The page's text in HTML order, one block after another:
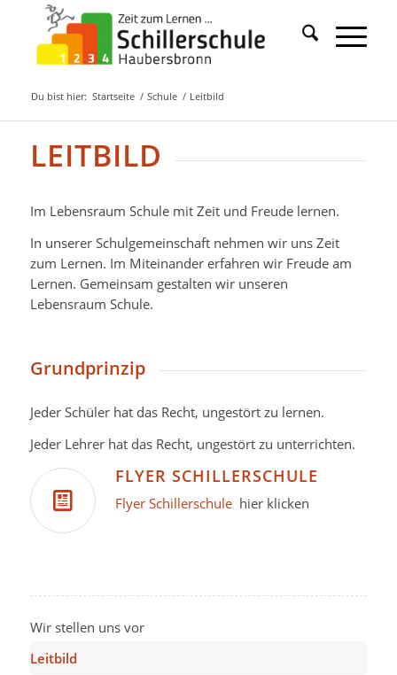
Du bist hier: Startseite / Schule / Leitbild
LEITBILD
Im Lebensraum Schule mit Zeit und Freude lernen.
In unserer Schulgemeinschaft nehmen wir uns Zeit
zum Lernen. Im Miteinander erfahren wir Freude am
Lernen. Gemeinsam gestalten wir unseren
Lebensraum Schule.
Grundprinzip
Jeder Schüler hat das Recht, ungestört zu lernen.
Jeder Lehrer hat das Recht, ungestört zu unterrichten.
FLYER SCHILLERSCHULE
Flyer Schillerschulehier klicken
Wir stellen uns vor
Leitbild